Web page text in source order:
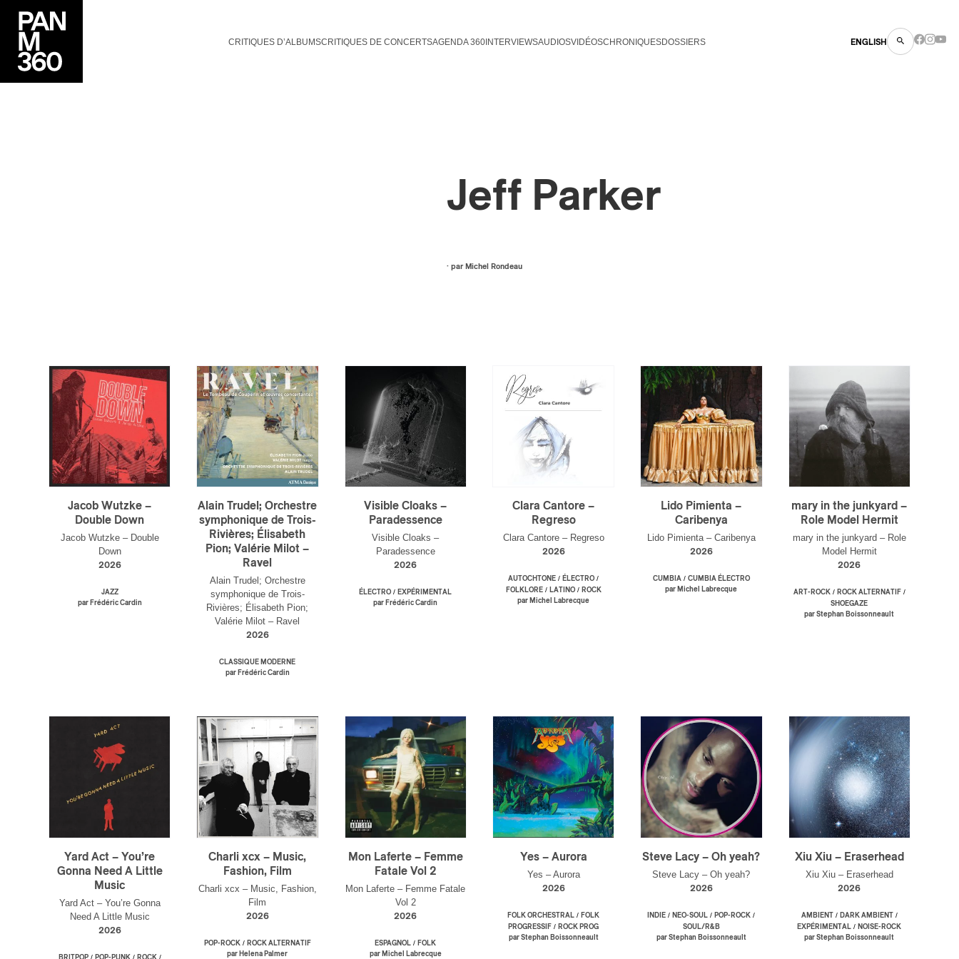
CRITIQUES D’ALBUMSCRITIQUES DE CONCERTSAGENDA 360INTERVIEWSAUDIOSVIDÉOSCHRONIQUESDOSSIERS ENGLISH
Jeff Parker
· par Michel Rondeau
Jacob Wutzke –
Double Down
Jacob Wutzke – Double
Down
2026
JAZZ
par Frédéric Cardin
Alain Trudel; Orchestre
symphonique de Trois-
Rivières; Élisabeth
Pion; Valérie Milot –
Ravel
Alain Trudel; Orchestre
symphonique de Trois-
Rivières; Élisabeth Pion;
Valérie Milot – Ravel
2026
CLASSIQUE MODERNE
par Frédéric Cardin
Visible Cloaks –
Paradessence
Visible Cloaks –
Paradessence
2026
ÉLECTRO / EXPÉRIMENTAL
par Frédéric Cardin
Clara Cantore –
Regreso
Clara Cantore – Regreso
2026
AUTOCHTONE / ÉLECTRO /
FOLKLORE/ LATINO/ ROCK
par Michel Labrecque
Lido Pimienta –
Caribenya
Lido Pimienta – Caribenya
2026
CUMBIA/ CUMBIA ÉLECTRO
par Michel Labrecque
mary in the junkyard –
Role Model Hermit
mary in the junkyard – Role
Model Hermit
2026
ART-ROCK/ ROCK ALTERNATIF/
SHOEGAZE
par Stephan Boissonneault
Yard Act – You’re
Gonna Need A Little
Music
Yard Act – You’re Gonna
Need A Little Music
2026
BRITPOP/ POP-PUNK/ ROCK/
Charli xcx – Music,
Fashion, Film
Charli xcx – Music, Fashion,
Film
2026
POP-ROCK/ ROCK ALTERNATIF
par Helena Palmer
Mon Laferte – Femme
Fatale Vol 2
Mon Laferte – Femme Fatale
Vol 2
2026
ESPAGNOL / FOLK
par Michel Labrecque
Yes – Aurora
Yes – Aurora
2026
FOLK ORCHESTRAL / FOLK
PROGRESSIF / ROCK PROG
par Stephan Boissonneault
Steve Lacy – Oh yeah?
Steve Lacy – Oh yeah?
2026
INDIE / NEO-SOUL / POP-ROCK /
SOUL/R&B
par Stephan Boissonneault
Xiu Xiu – Eraserhead
Xiu Xiu – Eraserhead
2026
AMBIENT/ DARK AMBIENT/
EXPÉRIMENTAL / NOISE-ROCK
par Stephan Boissonneault